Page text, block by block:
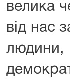
велика
від нас